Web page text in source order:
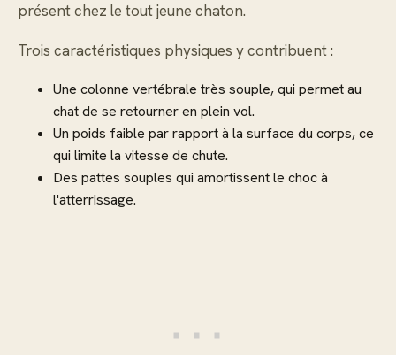
présent chez le tout jeune chaton.
Trois caractéristiques physiques y contribuent :
Une colonne vertébrale très souple, qui permet au
chat de se retourner en plein vol.
Un poids faible par rapport à la surface du corps, ce
qui limite la vitesse de chute.
Des pattes souples qui amortissent le choc à
l'atterrissage.